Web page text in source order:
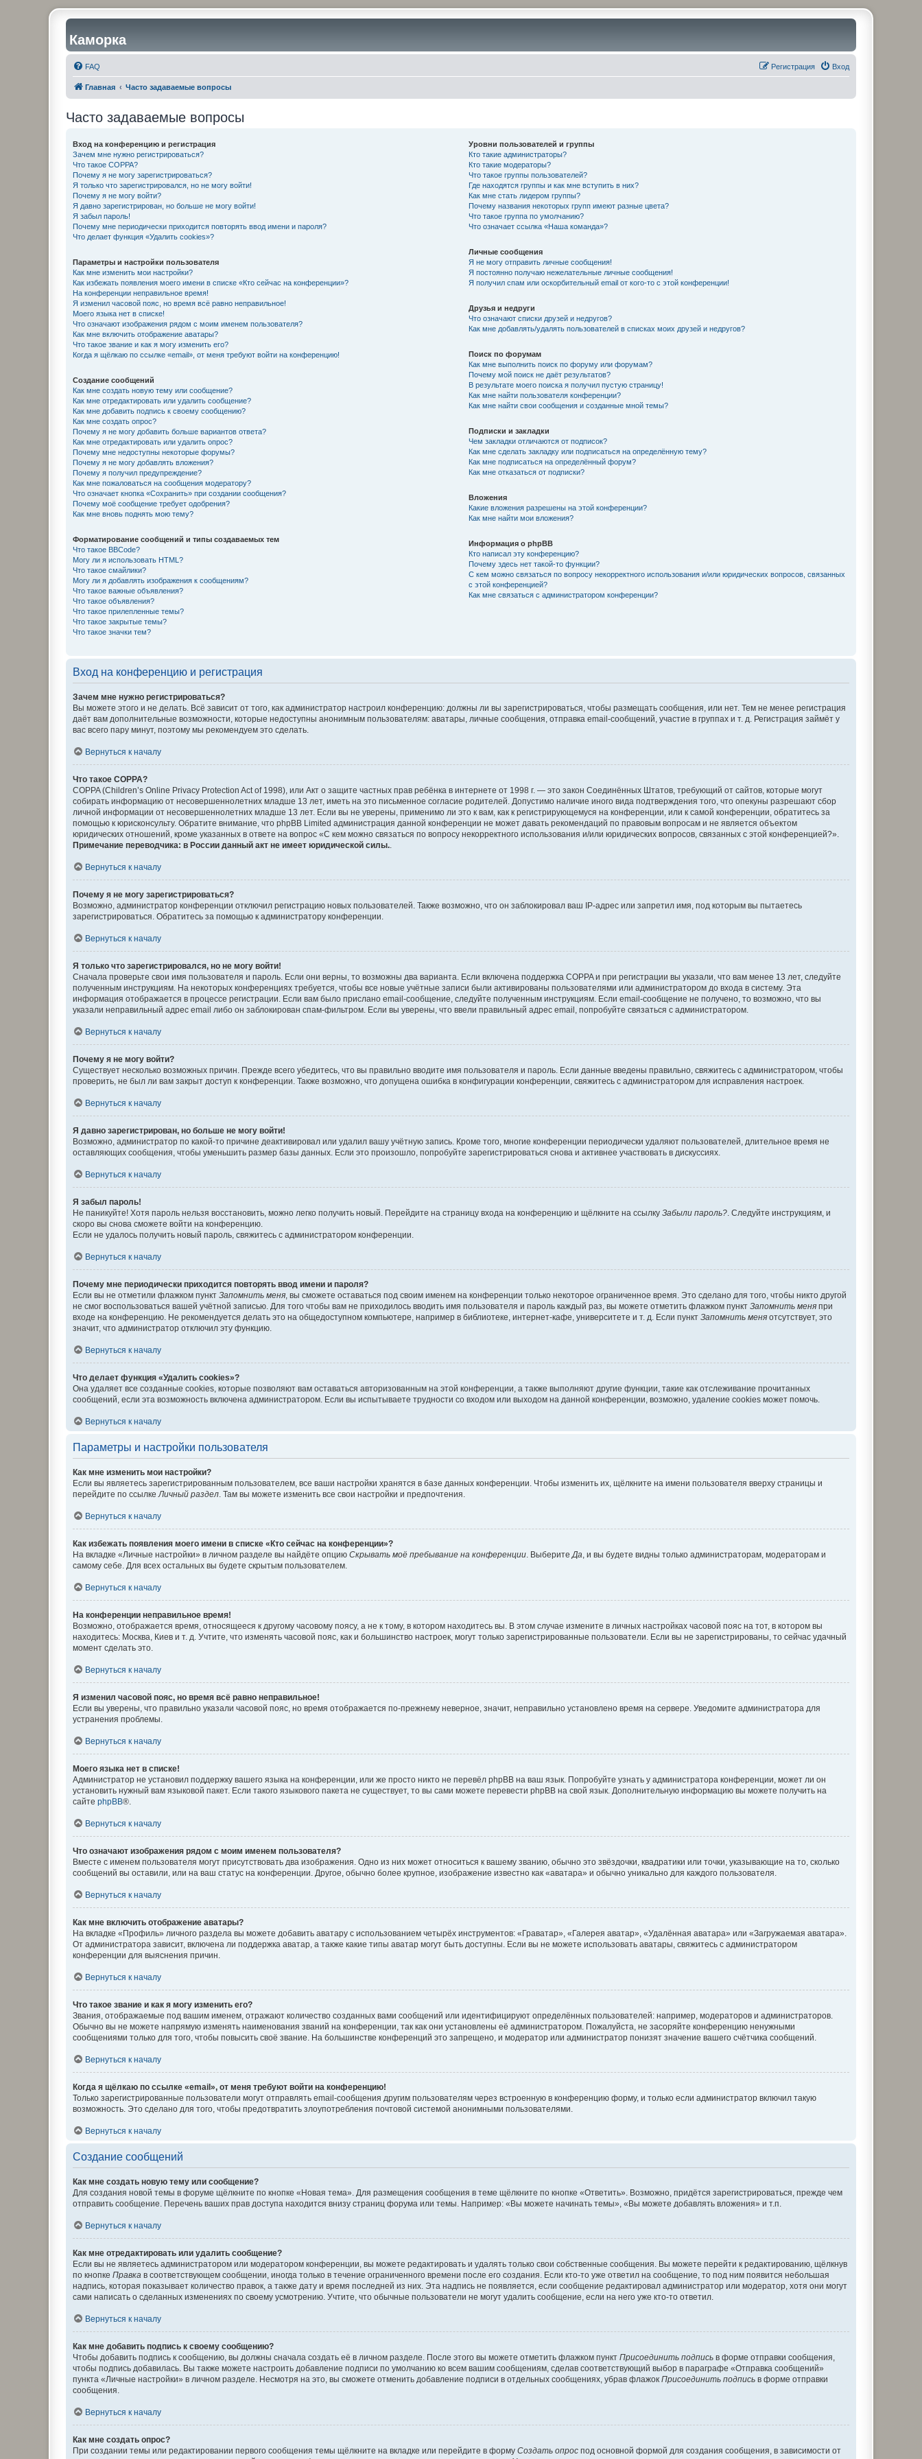
Каморка
FAQ Вход
Регистрация
Главная Часто задаваемые вопросы
Часто задаваемые вопросы
Вход на конференцию и регистрация
Зачем мне нужно регистрироваться?
Что такое COPPA?
Почему я не могу зарегистрироваться?
Я только что зарегистрировался, но не могу войти!
Почему я не могу войти?
Я давно зарегистрирован, но больше не могу войти!
Я забыл пароль!
Почему мне периодически приходится повторять ввод имени и пароля?
Что делает функция «Удалить cookies»?
Параметры и настройки пользователя
Как мне изменить мои настройки?
Как избежать появления моего имени в списке «Кто сейчас на конференции»?
На конференции неправильное время!
Я изменил часовой пояс, но время всё равно неправильное!
Моего языка нет в списке!
Что означают изображения рядом с моим именем пользователя?
Как мне включить отображение аватары?
Что такое звание и как я могу изменить его?
Когда я щёлкаю по ссылке «email», от меня требуют войти на конференцию!
Создание сообщений
Как мне создать новую тему или сообщение?
Как мне отредактировать или удалить сообщение?
Как мне добавить подпись к своему сообщению?
Как мне создать опрос?
Почему я не могу добавить больше вариантов ответа?
Как мне отредактировать или удалить опрос?
Почему мне недоступны некоторые форумы?
Почему я не могу добавлять вложения?
Почему я получил предупреждение?
Как мне пожаловаться на сообщения модератору?
Что означает кнопка «Сохранить» при создании сообщения?
Почему моё сообщение требует одобрения?
Как мне вновь поднять мою тему?
Форматирование сообщений и типы создаваемых тем
Что такое BBCode?
Могу ли я использовать HTML?
Что такое смайлики?
Могу ли я добавлять изображения к сообщениям?
Что такое важные объявления?
Что такое объявления?
Что такое прилепленные темы?
Что такое закрытые темы?
Что такое значки тем?
Уровни пользователей и группы
Кто такие администраторы?
Кто такие модераторы?
Что такое группы пользователей?
Где находятся группы и как мне вступить в них?
Как мне стать лидером группы?
Почему названия некоторых групп имеют разные цвета?
Что такое группа по умолчанию?
Что означает ссылка «Наша команда»?
Личные сообщения
Я не могу отправить личные сообщения!
Я постоянно получаю нежелательные личные сообщения!
Я получил спам или оскорбительный email от кого-то с этой конференции!
Друзья и недруги
Что означают списки друзей и недругов?
Как мне добавлять/удалять пользователей в списках моих друзей и недругов?
Поиск по форумам
Как мне выполнить поиск по форуму или форумам?
Почему мой поиск не даёт результатов?
В результате моего поиска я получил пустую страницу!
Как мне найти пользователя конференции?
Как мне найти свои сообщения и созданные мной темы?
Подписки и закладки
Чем закладки отличаются от подписок?
Как мне сделать закладку или подписаться на определённую тему?
Как мне подписаться на определённый форум?
Как мне отказаться от подписки?
Вложения
Какие вложения разрешены на этой конференции?
Как мне найти мои вложения?
Информация о phpBB
Кто написал эту конференцию?
Почему здесь нет такой-то функции?
С кем можно связаться по вопросу некорректного использования и/или юридических вопросов, связанных
с этой конференцией?
Как мне связаться с администратором конференции?
Вход на конференцию и регистрация
Зачем мне нужно регистрироваться?
Вы можете этого и не делать. Всё зависит от того, как администратор настроил конференцию: должны ли вы зарегистрироваться, чтобы размещать сообщения, или нет. Тем не менее регистрация
даёт вам дополнительные возможности, которые недоступны анонимным пользователям: аватары, личные сообщения, отправка email-сообщений, участие в группах и т. д. Регистрация займёт у
вас всего пару минут, поэтому мы рекомендуем это сделать.
Вернуться к началу
Что такое COPPA?
COPPA (Children’s Online Privacy Protection Act of 1998), или Акт о защите частных прав ребёнка в интернете от 1998 г. — это закон Соединённых Штатов, требующий от сайтов, которые могут
собирать информацию от несовершеннолетних младше 13 лет, иметь на это письменное согласие родителей. Допустимо наличие иного вида подтверждения того, что опекуны разрешают сбор
личной информации от несовершеннолетних младше 13 лет. Если вы не уверены, применимо ли это к вам, как к регистрирующемуся на конференции, или к самой конференции, обратитесь за
помощью к юрисконсульту. Обратите внимание, что phpBB Limited администрация данной конференции не может давать рекомендаций по правовым вопросам и не является объектом
юридических отношений, кроме указанных в ответе на вопрос «С кем можно связаться по вопросу некорректного использования и/или юридических вопросов, связанных с этой конференцией?».
Примечание переводчика: в России данный акт не имеет юридической силы..
Вернуться к началу
Почему я не могу зарегистрироваться?
Возможно, администратор конференции отключил регистрацию новых пользователей. Также возможно, что он заблокировал ваш IP-адрес или запретил имя, под которым вы пытаетесь
зарегистрироваться. Обратитесь за помощью к администратору конференции.
Вернуться к началу
Я только что зарегистрировался, но не могу войти!
Сначала проверьте свои имя пользователя и пароль. Если они верны, то возможны два варианта. Если включена поддержка COPPA и при регистрации вы указали, что вам менее 13 лет, следуйте
полученным инструкциям. На некоторых конференциях требуется, чтобы все новые учётные записи были активированы пользователями или администратором до входа в систему. Эта
информация отображается в процессе регистрации. Если вам было прислано email-сообщение, следуйте полученным инструкциям. Если email-сообщение не получено, то возможно, что вы
указали неправильный адрес email либо он заблокирован спам-фильтром. Если вы уверены, что ввели правильный адрес email, попробуйте связаться с администратором.
Вернуться к началу
Почему я не могу войти?
Существует несколько возможных причин. Прежде всего убедитесь, что вы правильно вводите имя пользователя и пароль. Если данные введены правильно, свяжитесь с администратором, чтобы
проверить, не был ли вам закрыт доступ к конференции. Также возможно, что допущена ошибка в конфигурации конференции, свяжитесь с администратором для исправления настроек.
Вернуться к началу
Я давно зарегистрирован, но больше не могу войти!
Возможно, администратор по какой-то причине деактивировал или удалил вашу учётную запись. Кроме того, многие конференции периодически удаляют пользователей, длительное время не
оставляющих сообщения, чтобы уменьшить размер базы данных. Если это произошло, попробуйте зарегистрироваться снова и активнее участвовать в дискуссиях.
Вернуться к началу
Я забыл пароль!
Не паникуйте! Хотя пароль нельзя восстановить, можно легко получить новый. Перейдите на страницу входа на конференцию и щёлкните на ссылку Забыли пароль?. Следуйте инструкциям, и
скоро вы снова сможете войти на конференцию.
Если не удалось получить новый пароль, свяжитесь с администратором конференции.
Вернуться к началу
Почему мне периодически приходится повторять ввод имени и пароля?
Если вы не отметили флажком пункт Запомнить меня, вы сможете оставаться под своим именем на конференции только некоторое ограниченное время. Это сделано для того, чтобы никто другой
не смог воспользоваться вашей учётной записью. Для того чтобы вам не приходилось вводить имя пользователя и пароль каждый раз, вы можете отметить флажком пункт Запомнить меня при
входе на конференцию. Не рекомендуется делать это на общедоступном компьютере, например в библиотеке, интернет-кафе, университете и т. д. Если пункт Запомнить меня отсутствует, это
значит, что администратор отключил эту функцию.
Вернуться к началу
Что делает функция «Удалить cookies»?
Она удаляет все созданные cookies, которые позволяют вам оставаться авторизованным на этой конференции, а также выполняют другие функции, такие как отслеживание прочитанных
сообщений, если эта возможность включена администратором. Если вы испытываете трудности со входом или выходом на данной конференции, возможно, удаление cookies может помочь.
Вернуться к началу
Параметры и настройки пользователя
Как мне изменить мои настройки?
Если вы являетесь зарегистрированным пользователем, все ваши настройки хранятся в базе данных конференции. Чтобы изменить их, щёлкните на имени пользователя вверху страницы и
перейдите по ссылкеЛичный раздел. Там вы можете изменить все свои настройки и предпочтения.
Вернуться к началу
Как избежать появления моего имени в списке «Кто сейчас на конференции»?
На вкладке «Личные настройки» в личном разделе вы найдёте опцию Скрывать моё пребывание на конференции. ВыберитеДа, и вы будете видны только администраторам, модераторам и
самому себе. Для всех остальных вы будете скрытым пользователем.
Вернуться к началу
На конференции неправильное время!
Возможно, отображается время, относящееся к другому часовому поясу, а не к тому, в котором находитесь вы. В этом случае измените в личных настройках часовой пояс на тот, в котором вы
находитесь: Москва, Киев и т. д. Учтите, что изменять часовой пояс, как и большинство настроек, могут только зарегистрированные пользователи. Если вы не зарегистрированы, то сейчас удачный
момент сделать это.
Вернуться к началу
Я изменил часовой пояс, но время всё равно неправильное!
Если вы уверены, что правильно указали часовой пояс, но время отображается по-прежнему неверное, значит, неправильно установлено время на сервере. Уведомите администратора для
устранения проблемы.
Вернуться к началу
Моего языка нет в списке!
Администратор не установил поддержку вашего языка на конференции, или же просто никто не перевёл phpBB на ваш язык. Попробуйте узнать у администратора конференции, может ли он
установить нужный вам языковой пакет. Если такого языкового пакета не существует, то вы сами можете перевести phpBB на свой язык. Дополнительную информацию вы можете получить на
сайте phpBB®.
Вернуться к началу
Что означают изображения рядом с моим именем пользователя?
Вместе с именем пользователя могут присутствовать два изображения. Одно из них может относиться к вашему званию, обычно это звёздочки, квадратики или точки, указывающие на то, сколько
сообщений вы оставили, или на ваш статус на конференции. Другое, обычно более крупное, изображение известно как «аватара» и обычно уникально для каждого пользователя.
Вернуться к началу
Как мне включить отображение аватары?
На вкладке «Профиль» личного раздела вы можете добавить аватару с использованием четырёх инструментов: «Граватар», «Галерея аватар», «Удалённая аватара» или «Загружаемая аватара».
От администратора зависит, включена ли поддержка аватар, а также какие типы аватар могут быть доступны. Если вы не можете использовать аватары, свяжитесь с администратором
конференции для выяснения причин.
Вернуться к началу
Что такое звание и как я могу изменить его?
Звания, отображаемые под вашим именем, отражают количество созданных вами сообщений или идентифицируют определённых пользователей: например, модераторов и администраторов.
Обычно вы не можете напрямую изменять наименования званий на конференции, так как они установлены её администратором. Пожалуйста, не засоряйте конференцию ненужными
сообщениями только для того, чтобы повысить своё звание. На большинстве конференций это запрещено, и модератор или администратор понизят значение вашего счётчика сообщений.
Вернуться к началу
Когда я щёлкаю по ссылке «email», от меня требуют войти на конференцию!
Только зарегистрированные пользователи могут отправлять email-сообщения другим пользователям через встроенную в конференцию форму, и только если администратор включил такую
возможность. Это сделано для того, чтобы предотвратить злоупотребления почтовой системой анонимными пользователями.
Вернуться к началу
Создание сообщений
Как мне создать новую тему или сообщение?
Для создания новой темы в форуме щёлкните по кнопке «Новая тема». Для размещения сообщения в теме щёлкните по кнопке «Ответить». Возможно, придётся зарегистрироваться, прежде чем
отправить сообщение. Перечень ваших прав доступа находится внизу страниц форума или темы. Например: «Вы можете начинать темы», «Вы можете добавлять вложения» и т.п.
Вернуться к началу
Как мне отредактировать или удалить сообщение?
Если вы не являетесь администратором или модератором конференции, вы можете редактировать и удалять только свои собственные сообщения. Вы можете перейти к редактированию, щёлкнув
по кнопке Правка в соответствующем сообщении, иногда только в течение ограниченного времени после его создания. Если кто-то уже ответил на сообщение, то под ним появится небольшая
надпись, которая показывает количество правок, а также дату и время последней из них. Эта надпись не появляется, если сообщение редактировал администратор или модератор, хотя они могут
сами написать о сделанных изменениях по своему усмотрению. Учтите, что обычные пользователи не могут удалить сообщение, если на него уже кто-то ответил.
Вернуться к началу
Как мне добавить подпись к своему сообщению?
Чтобы добавить подпись к сообщению, вы должны сначала создать её в личном разделе. После этого вы можете отметить флажком пункт Присоединить подпись в форме отправки сообщения,
чтобы подпись добавилась. Вы также можете настроить добавление подписи по умолчанию ко всем вашим сообщениям, сделав соответствующий выбор в параграфе «Отправка сообщений»
пункта «Личные настройки» в личном разделе. Несмотря на это, вы сможете отменить добавление подписи в отдельных сообщениях, убрав флажок Присоединить подпись в форме отправки
сообщения.
Вернуться к началу
Как мне создать опрос?
При создании темы или редактировании первого сообщения темы щёлкните на вкладке или перейдите в форму Создать опрос под основной формой для создания сообщения, в зависимости от